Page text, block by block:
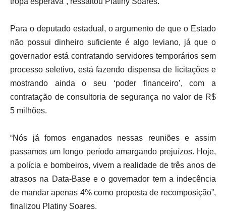
Para o deputado estadual, o argumento de que o Estado
não possui dinheiro suficiente é algo leviano, já que o
governador está contratando servidores temporários sem
processo seletivo, está fazendo dispensa de licitações e
mostrando ainda o seu ‘poder financeiro’, com a
contratação de consultoria de segurança no valor de R$
5 milhões.
“Nós já fomos enganados nessas reuniões e assim
passamos um longo período amargando prejuízos. Hoje,
a polícia e bombeiros, vivem a realidade de três anos de
atrasos na Data-Base e o governador tem a indecência
de mandar apenas 4% como proposta de recomposição”,
finalizou Platiny Soares.